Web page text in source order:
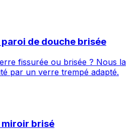
de douche brisée
fissurée ou brisée ? Nous la
par un verre trempé adapté.
miroir brisé